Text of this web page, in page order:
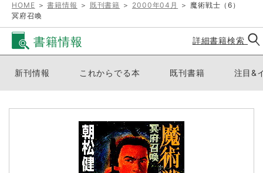
HOME ＞書籍情報 ＞ 既刊書籍 ＞ 2000年04月
＞ 魔術戦士（6）
冥府召喚
書籍情報 詳細書籍検索
新刊情報 これからでる本 既刊書籍 注目&